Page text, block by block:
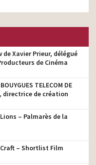
de Xavier Prieur, délégué
de Cinéma
TELECOM DE
directrice de création
– Palmarès de la
Craft – Shortlist Film